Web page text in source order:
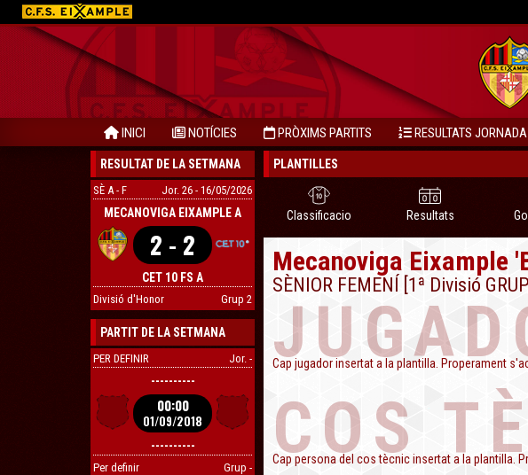
INICI NOTÍCIES PRÒXIMS PARTITS RESULTATS JORNADA
RESULTAT DE LA SETMANA
SÈ A - F Jor. 26 - 16/05/2026
MECANOVIGA EIXAMPLE A
2 - 2
CET 10 FS A
Divisió d'Honor Grup 2
PARTIT DE LA SETMANA
PER DEFINIR Jor. -
----------
00:00
01/09/2018
----------
Per definir Grup -
PLANTILLES
Classificacio Resultats
Mecanoviga Eixample
SÈNIOR FEMENÍ [1ª Divisió
Cap jugador insertat a la plantilla. Properament
COS
Cap persona del cos tècnic insertat a la plantilla.